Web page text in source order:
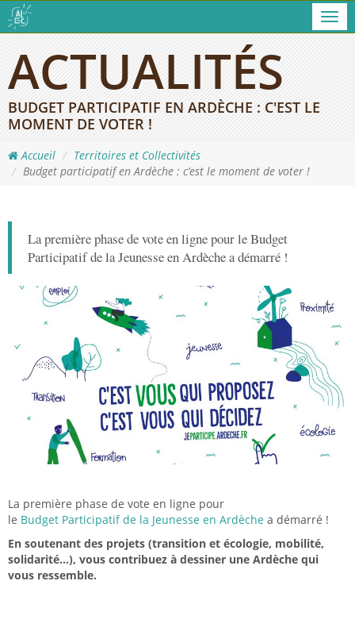
ACTUALITÉS
BUDGET PARTICIPATIF EN ARDÈCHE : C'EST LE
MOMENT DE VOTER !
Accueil
Territoires et Collectivités
Budget participatif en Ardèche : c’est le moment de voter !
La première phase de vote en ligne pour le Budget
Participatif de la Jeunesse en Ardèche a démarré !
La première phase de vote en ligne pour
le Budget Participatif de la Jeunesse en Ardèche a démarré !
En soutenant des projets (transition et écologie, mobilité,
solidarité…), vous contribuez à dessiner une Ardèche qui
vous ressemble.